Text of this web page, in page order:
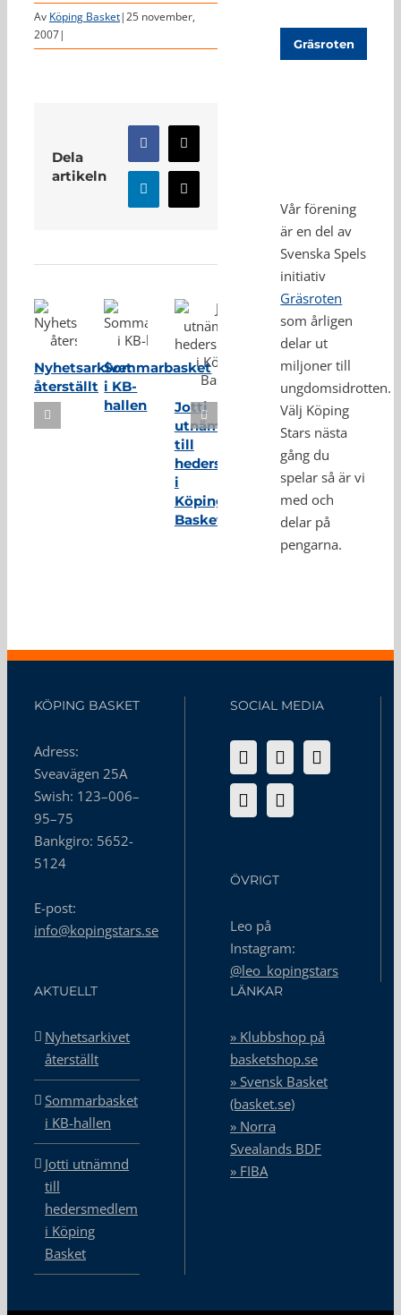
Av Köping Basket|25 november,
2007|
Dela
artikeln
Facebook
X
LinkedInE-
post
Nyhetsarkivet
återställt
Sommarbasket
i KB-
hallen
Jotti
utnämnd
till
hedersmedlem
i
Köping
Basket
Gräsroten
Vår förening
är en del av
Svenska Spels
initiativ
Gräsroten
som årligen
delar ut
miljoner till
ungdomsidrotten.
Välj Köping
Stars nästa
gång du
spelar så är vi
med och
delar på
pengarna.
KÖPING BASKET
Adress:
Sveavägen 25A
Swish: 123–006–
95–75
Bankgiro: 5652-
5124
E-post:
info@kopingstars.se
SOCIAL MEDIA
ÖVRIGT
Leo på
Instagram:
@leo_kopingstars
AKTUELLT
Nyhetsarkivet
återställt
Sommarbasket
i KB-hallen
Jotti utnämnd
till
hedersmedlem
i Köping
Basket
LÄNKAR
» Klubbshop på
basketshop.se
» Svensk Basket
(basket.se)
» Norra
Svealands BDF
» FIBA